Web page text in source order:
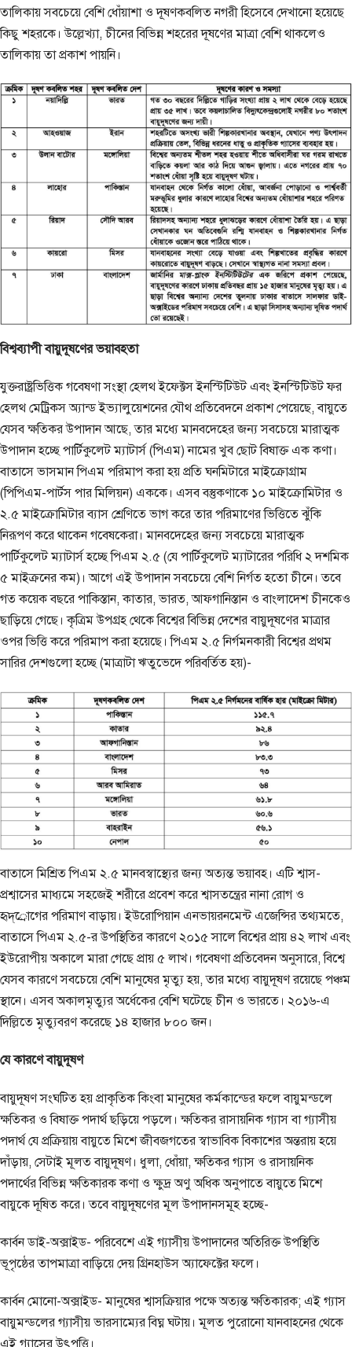
তালিকায় সবচেয়ে বেশি ধোঁয়াশা ও দূষণকবলিত নগরী হিসেবে দেখানো হয়েছে
কিছু শহরকে। উল্লেখ্যা, চীনের বিভিন্ন শহরের দূষণের মাত্রা বেশি থাকলেও
তালিকায় তা প্রকাশ পায়নি।
বিশ্বব্যাপী বায়ুদূষণের ভয়াবহতা
যুক্তরাষ্ট্রভিত্তিক গবেষণা সংস্থা হেলথ ইফেক্টস ইনস্টিটিউট এবং ইনস্টিটিউট ফর
হেলথ মেট্রিকস অ্যান্ড ইভ্যালুয়েশনের যৌথ প্রতিবেদনে প্রকাশ পেয়েছে, বায়ুতে
যেসব ক্ষতিকর উপাদান আছে, তার মধ্যে মানবদেহের জন্য সবচেয়ে মারাত্মক
উপাদান হচ্ছে পার্টিকুলেট ম্যাটার্স (পিএম) নামের খুব ছোট বিষাক্ত এক কণা।
বাতাসে ভাসমান পিএম পরিমাপ করা হয় প্রতি ঘনমিটারে মাইক্রোগ্রাম
(পিপিএম-পার্টস পার মিলিয়ন) এককে। এসব বস্তুকণাকে ১০ মাইক্রোমিটার ও
২.৫ মাইক্রোমিটার ব্যাস শ্রেণিতে ভাগ করে তার পরিমাণের ভিত্তিতে ঝুঁকি
নিরূপণ করে থাকেন গবেষকেরা। মানবদেহের জন্য সবচেয়ে মারাত্মক
পার্টিকুলেট ম্যাটার্স হচ্ছে পিএম ২.৫ (যে পার্টিকুলেট ম্যাটারের পরিধি ২ দশমিক
৫ মাইক্রনের কম)। আগে এই উপাদান সবচেয়ে বেশি নির্গত হতো চীনে। তবে
গত কয়েক বছরে পাকিস্তান, কাতার, ভারত, আফগানিস্তান ও বাংলাদেশ চীনকেও
ছাড়িয়ে গেছে। কৃত্রিম উপগ্রহ থেকে বিশ্বের বিভিন্ন দেশের বায়ুদূষণের মাত্রার
ওপর ভিত্তি করে পরিমাপ করা হয়েছে। পিএম ২.৫ নির্গমনকারী বিশ্বের প্রথম
সারির দেশগুলো হচ্ছে (মাত্রাটা ঋতুভেদে পরিবর্তিত হয়)-
বাতাসে মিশ্রিত পিএম ২.৫ মানবস্বাস্থ্যের জন্য অত্যন্ত ভয়াবহ। এটি শ্বাস-
প্রশ্বাসের মাধ্যমে সহজেই শরীরে প্রবেশ করে শ্বাসতন্ত্রের নানা রোগ ও
হৃদ্্রোগের পরিমাণ বাড়ায়। ইউরোপিয়ান এনভায়রনমেন্ট এজেন্সির তথ্যমতে,
বাতাসে পিএম ২.৫-র উপস্থিতির কারণে ২০১৫ সালে বিশ্বের প্রায় ৪২ লাখ এবং
ইউরোপীয় অকালে মারা গেছে প্রায় ৫ লাখ। গবেষণা প্রতিবেদন অনুসারে, বিশ্বে
যেসব কারণে সবচেয়ে বেশি মানুষের মৃত্যু হয়, তার মধ্যে বায়ুদূষণ রয়েছে পঞ্চম
স্থানে। এসব অকালমৃত্যুর অর্ধেকের বেশি ঘটেছে চীন ও ভারতে। ২০১৬-এ
দিল্লিতে মৃত্যুবরণ করেছে ১৪ হাজার ৮০০ জন।
যে কারণে বায়ুদূষণ
বায়ুদূষণ সংঘটিত হয় প্রাকৃতিক কিংবা মানুষের কর্মকান্ডের ফলে বায়ুমন্ডলে
ক্ষতিকর ও বিষাক্ত পদার্থ ছড়িয়ে পড়লে। ক্ষতিকর রাসায়নিক গ্যাস বা গ্যাসীয়
পদার্থ যে প্রক্রিয়ায় বায়ুতে মিশে জীবজগতের স্বাভাবিক বিকাশের অন্তরায় হয়ে
দাঁড়ায়, সেটাই মূলত বায়ুদূষণ। ধুলা, ধোঁয়া, ক্ষতিকর গ্যাস ও রাসায়নিক
পদার্থের বিভিন্ন ক্ষতিকারক কণা ও ক্ষুদ্র অণু অধিক অনুপাতে বায়ুতে মিশে
বায়ুকে দূষিত করে। তবে বায়ুদূষণের মূল উপাদানসমূহ হচ্ছে-
কার্বন ডাই-অক্সাইড- পরিবেশে এই গ্যাসীয় উপাদানের অতিরিক্ত উপস্থিতি
ভূপৃষ্ঠের তাপমাত্রা বাড়িয়ে দেয় গ্রিনহাউস অ্যাফেক্টের ফলে।
কার্বন মোনো-অক্সাইড- মানুষের শ্বাসক্রিয়ার পক্ষে অত্যন্ত ক্ষতিকারক; এই গ্যাস
বায়ুমন্ডলের গ্যাসীয় ভারসাম্যের বিঘ্ন ঘটায়। মূলত পুরোনো যানবাহনের থেকে